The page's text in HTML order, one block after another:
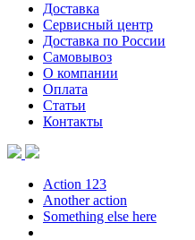
Доставка
Сервисный центр
Доставка по России
Самовывоз
О компании
Оплата
Статьи
Контакты
Action 123
Another action
Something else here